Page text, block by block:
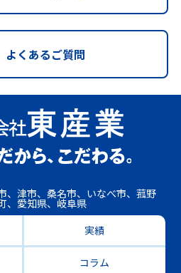
よくあるご質問
、津市、桑名市、いなべ市、菰野
、愛知県、岐阜県
実績
コラム